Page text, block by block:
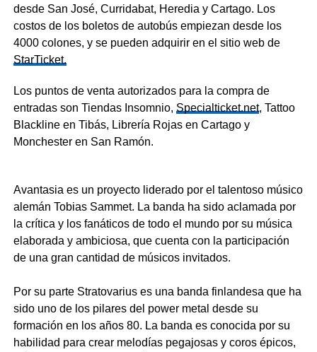
desde San José, Curridabat, Heredia y Cartago. Los
costos de los boletos de autobús empiezan desde los
4000 colones, y se pueden adquirir en el sitio web de
StarTicket.
Los puntos de venta autorizados para la compra de
entradas son Tiendas Insomnio, Specialticket.net, Tattoo
Blackline en Tibás, Librería Rojas en Cartago y
Monchester en San Ramón.
Avantasia es un proyecto liderado por el talentoso músico
alemán Tobias Sammet. La banda ha sido aclamada por
la crítica y los fanáticos de todo el mundo por su música
elaborada y ambiciosa, que cuenta con la participación
de una gran cantidad de músicos invitados.
Por su parte Stratovarius es una banda finlandesa que ha
sido uno de los pilares del power metal desde su
formación en los años 80. La banda es conocida por su
habilidad para crear melodías pegajosas y coros épicos,